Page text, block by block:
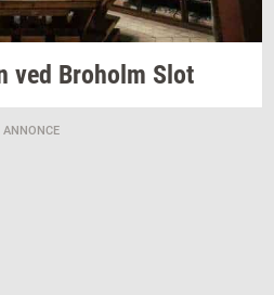
ved Bro­holm Slot
ANNONCE